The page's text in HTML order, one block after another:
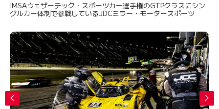
IMSAウェザーテック・スポーツカー選手権のGTPクラスにシン
グルカー体制で参戦しているJDCミラー・モータースポーツ